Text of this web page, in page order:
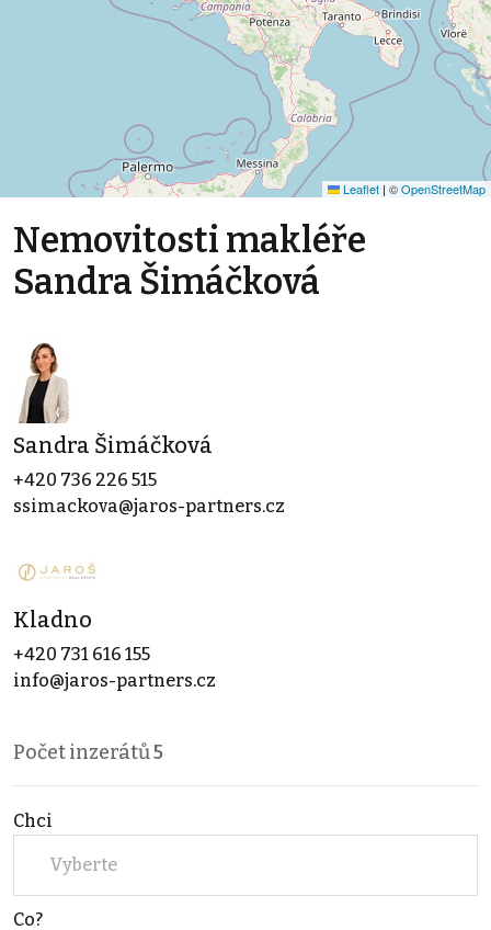
Leaflet | ©OpenStreetMap
Nemovitosti makléře
Sandra Šimáčková
Sandra Šimáčková
+420 736 226 515
ssimackova@jaros-partners.cz
Kladno
+420 731 616 155
info@jaros-partners.cz
Počet inzerátů5
Chci
Vyberte
Co?